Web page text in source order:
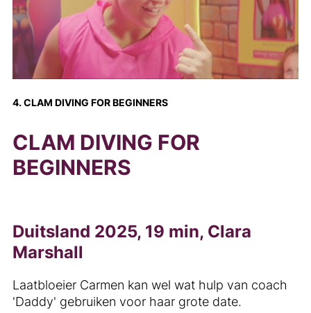
4. CLAM DIVING FOR BEGINNERS
CLAM DIVING FOR
BEGINNERS
Duitsland 2025, 19 min, Clara
Marshall
Laatbloeier Carmen kan wel wat hulp van coach
'Daddy' gebruiken voor haar grote date.